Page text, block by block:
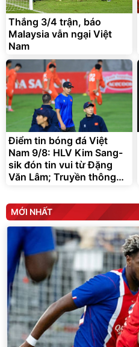
Thắng 3/4 trận, báo
Malaysia vẫn ngại Việt
Nam
Điểm tin bóng đá Việt
Nam 9/8: HLV Kim Sang-
sik đón tin vui từ Đặng
Văn Lâm; Truyền thông
MỚI NHẤT